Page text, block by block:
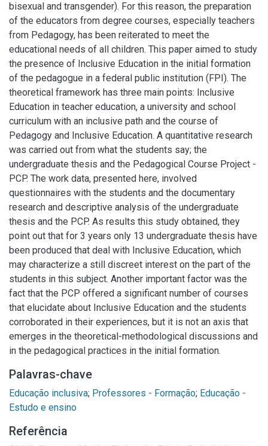
bisexual and transgender). For this reason, the preparation
of the educators from degree courses, especially teachers
from Pedagogy, has been reiterated to meet the
educational needs of all children. This paper aimed to study
the presence of Inclusive Education in the initial formation
of the pedagogue in a federal public institution (FPI). The
theoretical framework has three main points: Inclusive
Education in teacher education, a university and school
curriculum with an inclusive path and the course of
Pedagogy and Inclusive Education. A quantitative research
was carried out from what the students say; the
undergraduate thesis and the Pedagogical Course Project -
PCP. The work data, presented here, involved
questionnaires with the students and the documentary
research and descriptive analysis of the undergraduate
thesis and the PCP. As results this study obtained, they
point out that for 3 years only 13 undergraduate thesis have
been produced that deal with Inclusive Education, which
may characterize a still discreet interest on the part of the
students in this subject. Another important factor was the
fact that the PCP offered a significant number of courses
that elucidate about Inclusive Education and the students
corroborated in their experiences, but it is not an axis that
emerges in the theoretical-methodological discussions and
in the pedagogical practices in the initial formation.
Palavras-chave
Educação inclusiva; Professores - Formação; Educação -
Estudo e ensino
Referência